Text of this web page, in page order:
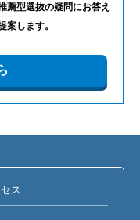
薦型選抜の疑問にお答え
案します。
ス